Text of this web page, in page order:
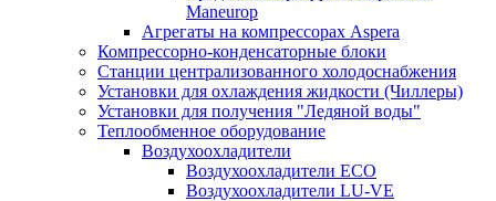
Maneurop
Агрегаты на компрессорах Aspera
Компрессорно-конденсаторные блоки
Станции централизованного холодоснабжения
Установки для охлаждения жидкости (Чиллеры)
Установки для получения "Ледяной воды"
Теплообменное оборудование
Воздухоохладители
Воздухоохладители EСО
Воздухоохладители LU-VE